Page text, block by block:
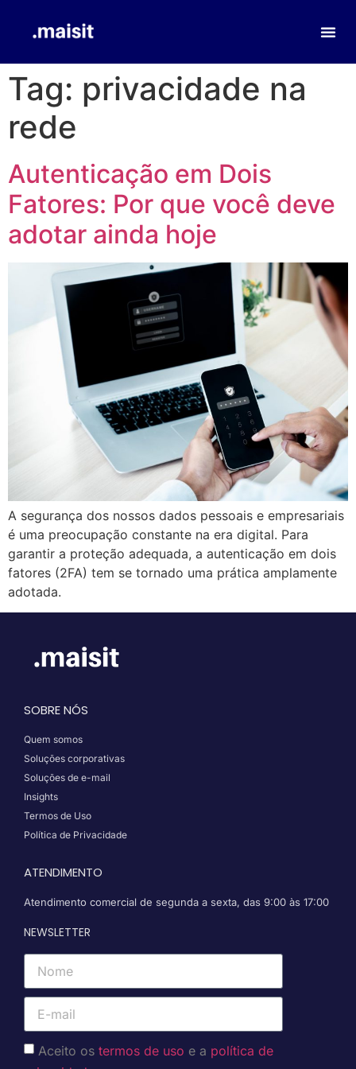
Tag: privacidade na
rede
Autenticação em Dois
Fatores: Por que você deve
adotar ainda hoje
A segurança dos nossos dados pessoais e empresariais
é uma preocupação constante na era digital. Para
garantir a proteção adequada, a autenticação em dois
fatores (2FA) tem se tornado uma prática amplamente
adotada.
SOBRE NÓS
Quem somos
Soluções corporativas
Soluções de e-mail
Insights
Termos de Uso
Política de Privacidade
ATENDIMENTO
Atendimento comercial de segunda a sexta, das 9:00 às 17:00
NEWSLETTER
Aceito os termos de uso e a política de